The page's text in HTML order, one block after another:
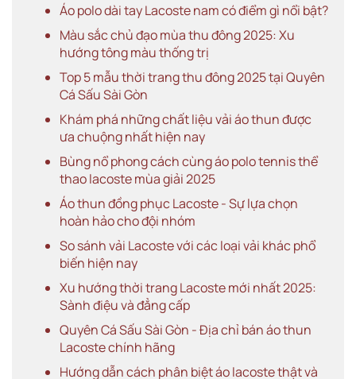
Áo polo dài tay Lacoste nam có điểm gì nổi bật?
Màu sắc chủ đạo mùa thu đông 2025: Xu
hướng tông màu thống trị
Top 5 mẫu thời trang thu đông 2025 tại Quyên
Cá Sấu Sài Gòn
Khám phá những chất liệu vải áo thun được
ưa chuộng nhất hiện nay
Bùng nổ phong cách cùng áo polo tennis thể
thao lacoste mùa giải 2025
Áo thun đồng phục Lacoste - Sự lựa chọn
hoàn hảo cho đội nhóm
So sánh vải Lacoste với các loại vải khác phổ
biến hiện nay
Xu hướng thời trang Lacoste mới nhất 2025:
Sành điệu và đẳng cấp
Quyên Cá Sấu Sài Gòn - Địa chỉ bán áo thun
Lacoste chính hãng
Hướng dẫn cách phân biệt áo lacoste thật và